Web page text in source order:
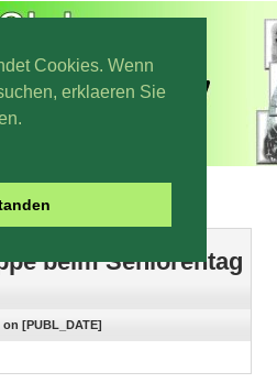
Cookies. Wenn
erklaeren Sie
beim Seniorentag
[PUBL_DATE]